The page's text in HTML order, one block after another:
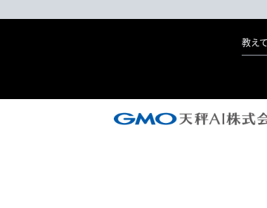
教え